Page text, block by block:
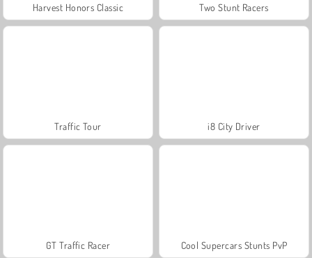
Harvest Honors Classic Two Stunt Racers
Traffic Tour i8 City Driver
GT Traffic Racer Cool Supercars Stunts PvP